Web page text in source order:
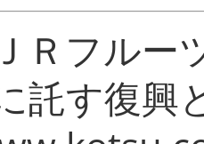
フルー
託す復興